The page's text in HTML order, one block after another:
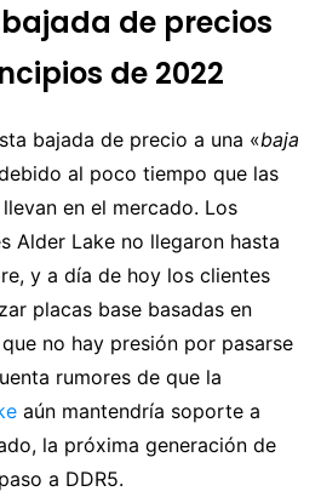
de precios
de 2022
bajada de precio a una «baja
al poco tiempo que las
en el mercado. Los
Alder Lake no llegaron hasta
y a día de hoy los clientes
placas base basadas en
no hay presión por pasarse
rumores de que la
aún mantendría soporte a
la próxima generación de
a DDR5.